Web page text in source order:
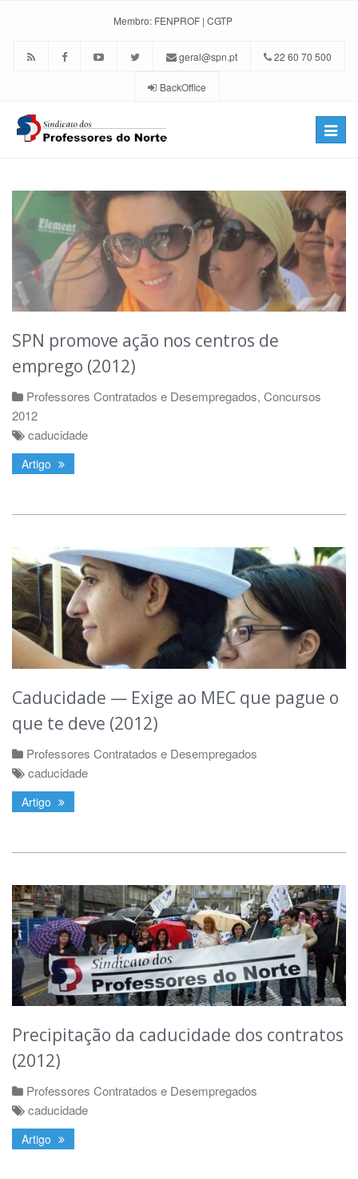
Membro: FENPROF | CGTP
geral@spn.pt 22 60 70 500
BackOffice
Toggle
SPN promove ação nos centros de
emprego (2012)
Professores Contratados e Desempregados, Concursos
2012
caducidade
Artigo
Caducidade — Exige ao MEC que pague o
que te deve (2012)
Professores Contratados e Desempregados
caducidade
Artigo
Precipitação da caducidade dos contratos
(2012)
Professores Contratados e Desempregados
caducidade
Artigo